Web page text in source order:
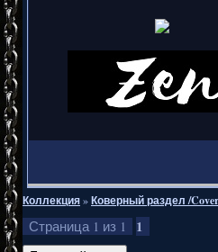
Коллекция»Коверный раздел /Cover
Страница 1 из 1 1